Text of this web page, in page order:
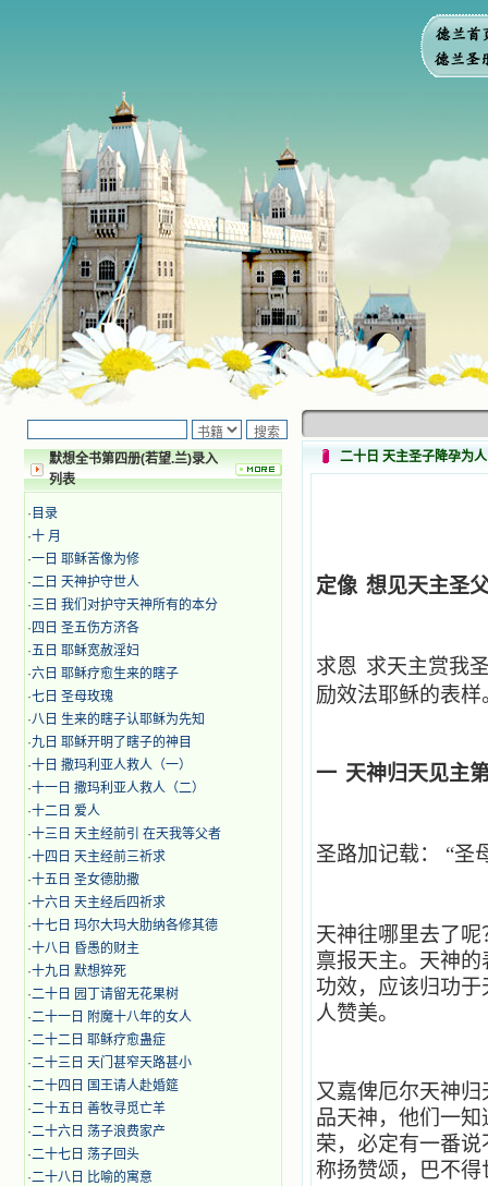
默想全书第四册(若望.兰)录入
列表
· 目录
·十 月
·​​一日 耶稣苦像为修
·二日 天神护守世人
·三日 我们对护守天神所有的本分
· 四日 圣五伤方济各
·五日 耶稣宽赦淫妇
·六日 耶稣疗愈生来的瞎子
·七日 圣母玫瑰
·八日 生来的瞎子认耶稣为先知
·九日 耶稣开明了瞎子的神目
·十日 撒玛利亚人救人（一）
·十一日 撒玛利亚人救人（二）
·十二日 爱人
·十三日 天主经前引 在天我等父者
·十四日 天主经前三祈求
·十五日 圣女德肋撒
·十六日 天主经后四祈求
·十七日 玛尔大玛大肋纳各修其德
·十八日 昏愚的财主
·十九日 默想猝死
·二十日 园丁请留无花果树
·二十一日 附魔十八年的女人
·二十二日 耶稣疗愈蛊症
·二十三日 天门甚窄天路甚小
·二十四日 国王请人赴婚筵
·二十五日 善牧寻觅亡羊
·二十六日 荡子浪费家产
·二十七日 荡子回头
·二十八日 比喻的寓意
二十日 天主圣子降孕为人
定像 想见天主圣
求恩 求天主赏我
励效法耶稣的表样
一 天神归天见主
圣路加记载： “圣
天神往哪里去了
禀报天主。天神
功效，应该归功
人赞美。
又嘉俾厄尔天神
品天神，他们一
荣，必定有一番
称扬赞颂，巴不